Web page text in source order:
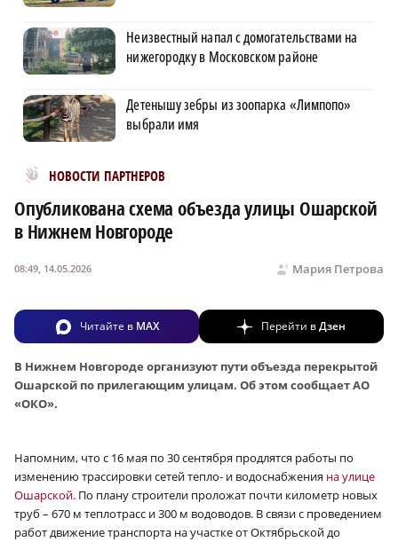
Неизвестный напал с домогательствами на
нижегородку в Московском районе
Детенышу зебры из зоопарка «Лимпопо»
выбрали имя
НОВОСТИ ПАРТНЕРОВ
Новости МирТесен
Опубликована схема объезда улицы Ошарской
в Нижнем Новгороде
Мария Петрова
08:49, 14.05.2026
Читайте в MAX Перейти вДзен
В Нижнем Новгороде организуют пути объезда перекрытой
Ошарской по прилегающим улицам. Об этом сообщает АО
«ОКО».
Напомним, что с 16 мая по 30 сентября продлятся работы по
изменению трассировки сетей тепло- и водоснабжения на улице
Ошарской. По плану строители проложат почти километр новых
труб – 670 м теплотрасс и 300 м водоводов. В связи с проведением
работ движение транспорта на участке от Октябрьской до